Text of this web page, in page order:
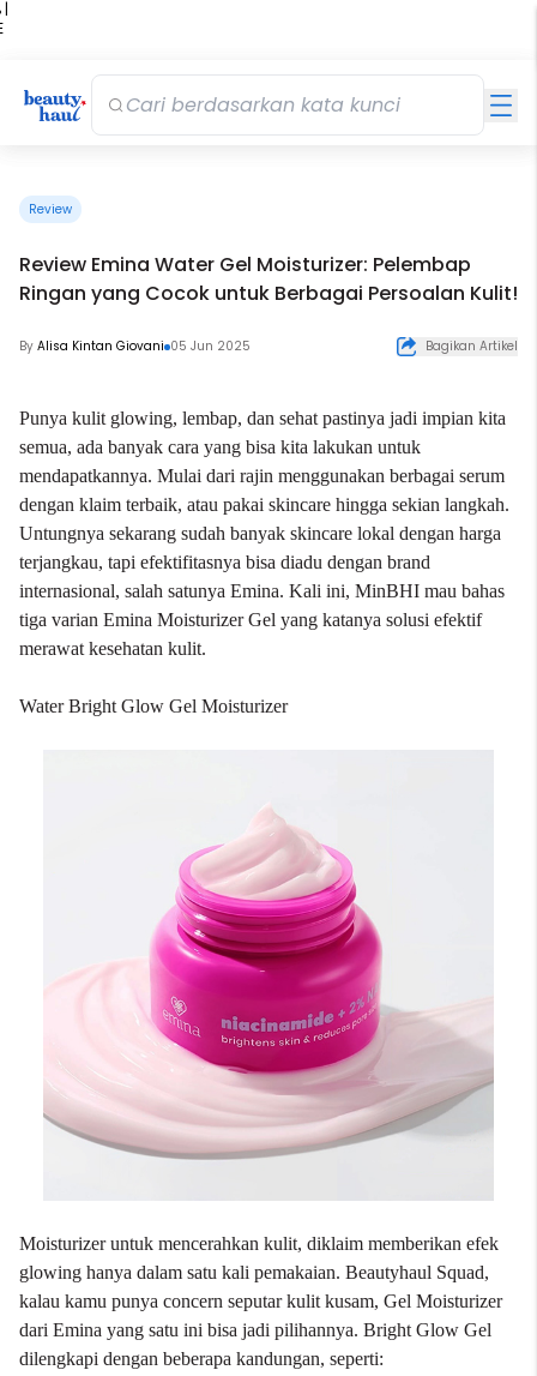
|
Review
Review Emina Water Gel Moisturizer: Pelembap
Ringan yang Cocok untuk Berbagai Persoalan Kulit!
By Alisa Kintan Giovani 05 Jun 2025 Bagikan Artikel
Punya kulit glowing, lembap, dan sehat pastinya jadi impian kita
semua, ada banyak cara yang bisa kita lakukan untuk
mendapatkannya. Mulai dari rajin menggunakan berbagai serum
dengan klaim terbaik, atau pakai skincare hingga sekian langkah.
Untungnya sekarang sudah banyak skincare lokal dengan harga
terjangkau, tapi efektifitasnya bisa diadu dengan brand
internasional, salah satunya Emina. Kali ini, MinBHI mau bahas
tiga varian Emina Moisturizer Gel yang katanya solusi efektif
merawat kesehatan kulit.
Water Bright Glow Gel Moisturizer
Moisturizer untuk mencerahkan kulit, diklaim memberikan efek
glowing hanya dalam satu kali pemakaian. Beautyhaul Squad,
kalau kamu punya concern seputar kulit kusam, Gel Moisturizer
dari Emina yang satu ini bisa jadi pilihannya. Bright Glow Gel
dilengkapi dengan beberapa kandungan, seperti: